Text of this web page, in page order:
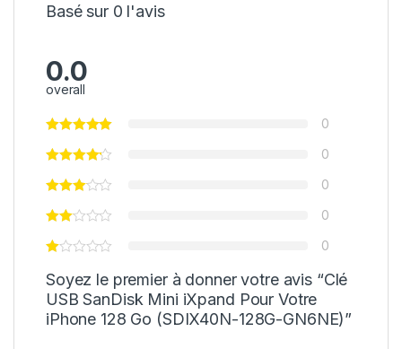
Basé sur 0 l'avis
0.0
overall
0
0
0
0
0
Soyez le premier à donner votre avis “Clé
USB SanDisk Mini iXpand Pour Votre
iPhone 128 Go (SDIX40N-128G-GN6NE)”